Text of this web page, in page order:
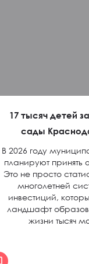
17 тысяч детей
сады
В 2026 году
планируют принять
Это не просто
многолетней
инвестиций,
ландшафт
жизни тысяч